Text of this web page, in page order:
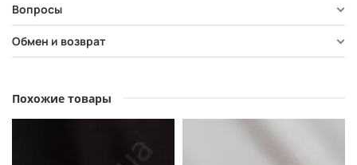
Вопросы
Обмен и возврат
Похожие товары